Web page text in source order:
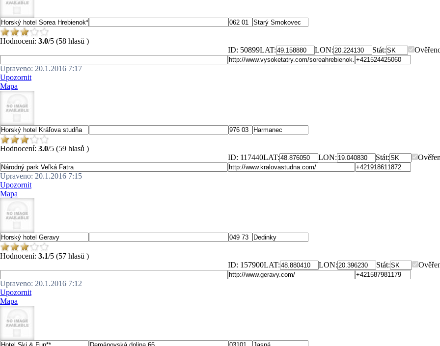
Hodnocení: 3.0/5 (58 hlasů )
ID: 50899LAT: LON: Stát:
Upraveno: 20.1.2016 7:17
Upozornit
Mapa
Hodnocení: 3.0/5 (59 hlasů )
ID: 117440LAT: LON: Stát:
Upraveno: 20.1.2016 7:15
Upozornit
Mapa
Hodnocení: 3.1/5 (57 hlasů )
ID: 157900LAT: LON: Stát:
Upraveno: 20.1.2016 7:12
Upozornit
Mapa